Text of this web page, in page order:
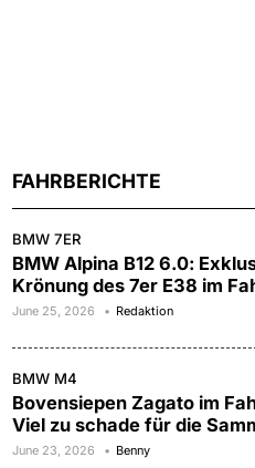
FAHRBERICHTE
BMW 7ER
BMW Alpina B12 6.0:
Krönung des 7er E38 im
June 25, 2026 Redaktion
BMW M4
Bovensiepen Zagato im
Viel zu schade für die
June 23, 2026 Benny